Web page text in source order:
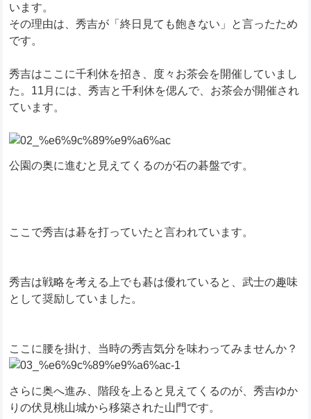
います。
その理由は、秀吉が「終日見ても飽きない」と言ったため
です。
秀吉はここに千利休を招き、度々お茶会を開催していまし
た。11月には、秀吉と千利休を偲んで、お茶会が開催され
ています。
公園の奥に進むと見えてくるのが石の碁盤です。
ここで秀吉は碁を打っていたと言われています。
秀吉は戦略を考える上でも碁は優れていると、武士の趣味
として奨励していました。
ここに腰を掛け、当時の秀吉気分を味わってみませんか？
さらに奥へ進み、階段を上ると見えてくるのが、秀吉ゆか
りの伏見桃山城から移築された山門です。